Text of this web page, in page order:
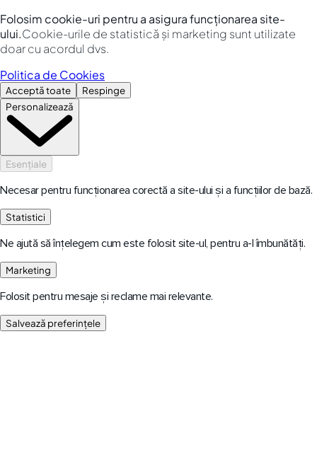
Folosim cookie-uri pentru a asigura funcționarea site-
ului.Cookie-urile de statistică și marketing sunt utilizate
doar cu acordul dvs.
Politica de Cookies
Acceptă toate
Respinge
Personalizează
Esențiale
Necesar pentru funcționarea corectă a site-ului și a funcțiilor de bază.
Statistici
Ne ajută să înțelegem cum este folosit site-ul, pentru a-l îmbunătăți.
Marketing
Folosit pentru mesaje și reclame mai relevante.
Salvează preferințele